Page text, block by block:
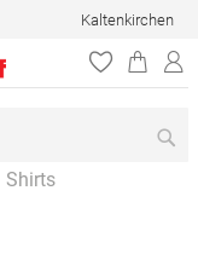
Kaltenkirchen
Shirts